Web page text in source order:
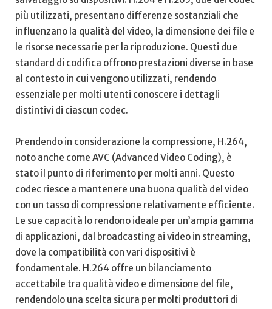
più utilizzati, presentano differenze‍ sostanziali che
influenzano la qualità del video, la dimensione dei file ​e
le risorse necessarie per la ⁣riproduzione. Questi due
standard di codifica offrono prestazioni diverse in base
‍al ​contesto in‌ cui vengono utilizzati, rendendo
essenziale per molti utenti‍ conoscere i dettagli
⁤distintivi ⁣di ciascun codec.
Prendendo in​ considerazione ⁢la compressione, H.264,
noto anche come AVC (Advanced Video Coding), è⁤
stato il punto di riferimento per⁤ molti anni. Questo
codec riesce a mantenere una buona qualità del video
con un tasso di compressione relativamente efficiente.
Le sue capacità lo rendono⁣ ideale per⁢ un’ampia gamma
⁢di applicazioni, dal​ broadcasting ai video in streaming,
dove la compatibilità con vari dispositivi è
⁤fondamentale. H.264 offre un bilanciamento
accettabile tra​ qualità video ‌e ‍dimensione‍ del‍ file,
rendendolo una ‍scelta sicura per molti produttori di